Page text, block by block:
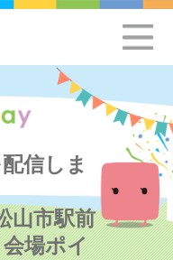
信しま
山市駅前
場ポイ